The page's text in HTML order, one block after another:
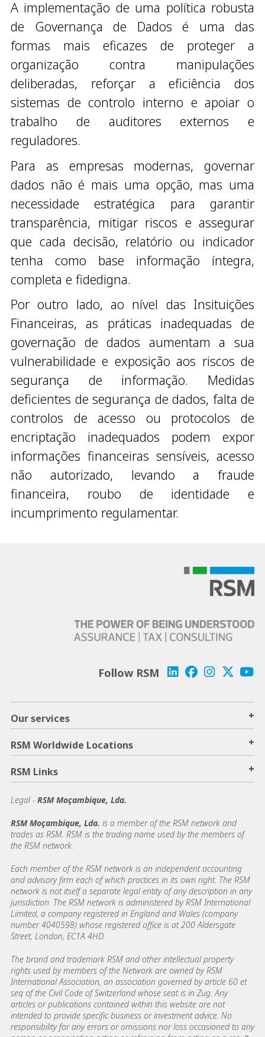
A implementação de uma política robusta
de Governança de Dados é uma das
formas mais eficazes de proteger a
organização contra manipulações
deliberadas, reforçar a eficiência dos
sistemas de controlo interno e apoiar o
trabalho de auditores externos e
reguladores.
Para as empresas modernas, governar
dados não é mais uma opção, mas uma
necessidade estratégica para garantir
transparência, mitigar riscos e assegurar
que cada decisão, relatório ou indicador
tenha como base informação íntegra,
completa e fidedigna.
Por outro lado, ao nível das Insituições
Financeiras, as práticas inadequadas de
governação de dados aumentam a sua
vulnerabilidade e exposição aos riscos de
segurança de informação. Medidas
deficientes de segurança de dados, falta de
controlos de acesso ou protocolos de
encriptação inadequados podem expor
informações financeiras sensíveis, acesso
não autorizado, levando a fraude
financeira, roubo de identidade e
incumprimento regulamentar.
Follow RSM
Our services +
RSM Worldwide Locations +
RSM Links +
Legal - RSM Moçambique, Lda.
RSM Moçambique, Lda. is a member of the RSM network and
trades as RSM. RSM is the trading name used by the members of
the RSM network.
Each member of the RSM network is an independent accounting
and advisory firm each of which practices in its own right. The RSM
network is not itself a separate legal entity of any description in any
jurisdiction. The RSM network is administered by RSM International
Limited, a company registered in England and Wales (company
number 4040598) whose registered office is at 200 Aldersgate
Street, London, EC1A 4HD.
The brand and trademark RSM and other intellectual property
rights used by members of the Network are owned by RSM
International Association, an association governed by article 60 et
seq of the Civil Code of Switzerland whose seat is in Zug. Any
articles or publications contained within this website are not
intended to provide specific business or investment advice. No
responsibility for any errors or omissions nor loss occasioned to any